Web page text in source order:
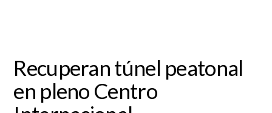
Recuperan túnel peatonal
en pleno Centro